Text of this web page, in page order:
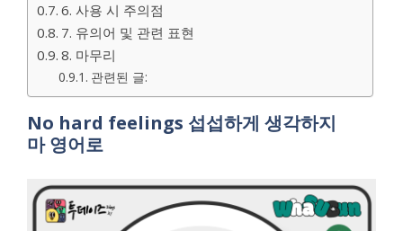
6. 사용 시 주의점
7. 유의어 및 관련 표현
8. 마무리
관련된 글:
No hard feelings 섭섭하게 생각하지
마 영어로